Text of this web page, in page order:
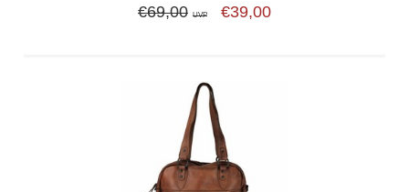
€69,00 UVP €39,00